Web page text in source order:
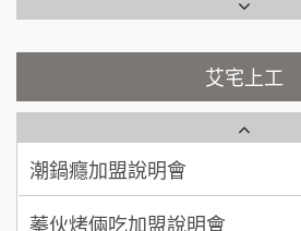
吳 先生/小姐
加盟預算
周 先生/小姐
加盟預算
徐 先生/小姐
艾宅上工
NU PASTA義大利麵加盟說明會
潮鍋癮加盟說明會
蓁伙烤倆吃加盟說明會
霏等茶加盟說明會
藍象廷泰式火鍋加盟說明會
日十。早午食加盟說明會
上宇林加盟說明會
莫尼早餐Morni加盟說明會